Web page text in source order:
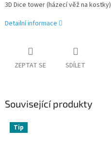
3D Dice tower (házecí věž na kostky)
Detailní informace
ZEPTAT SE SDÍLET
Související produkty
Tip